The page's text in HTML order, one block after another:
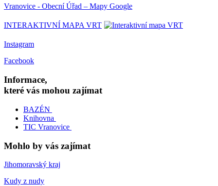
Vranovice - Obecní Úřad – Mapy Google
INTERAKTIVNÍ MAPA VRT
Instagram
Facebook
Informace,
které vás mohou zajímat
BAZÉN
Knihovna
TIC Vranovice
Mohlo by vás zajímat
Jihomoravský kraj
Kudy z nudy